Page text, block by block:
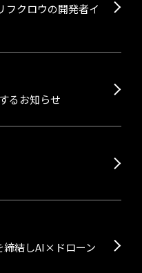
フクロウの開発者イ
るお知らせ
締結しAI×ドローン